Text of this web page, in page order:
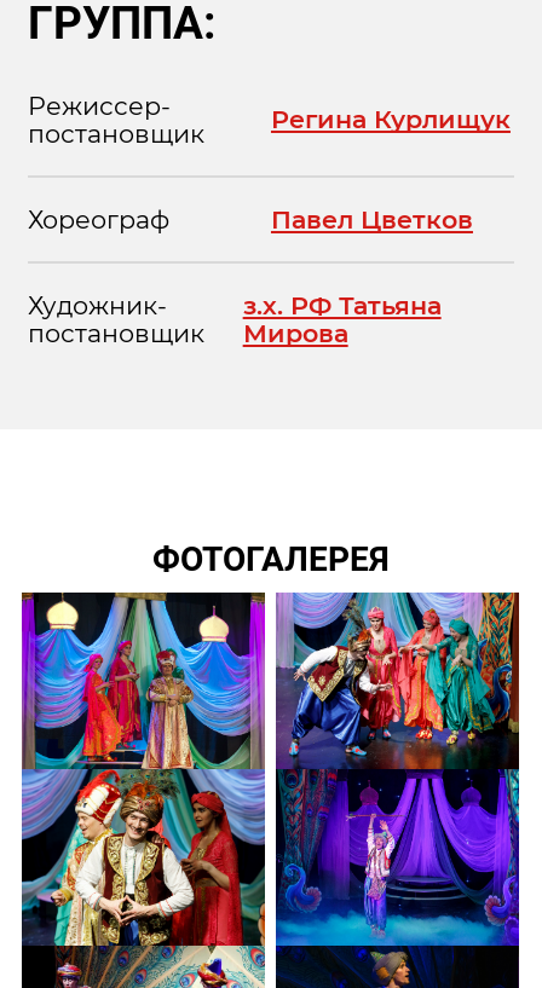
ГРУППА:
Режиссер-
постановщик
Регина Курлищук
Хореограф Павел Цветков
Художник-
постановщик
з.х. РФ Татьяна
Мирова
ФОТОГАЛЕРЕЯ